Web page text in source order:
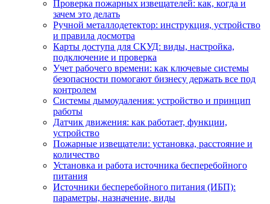
Проверка пожарных извещателей: как, когда и
зачем это делать
Ручной металлодетектор: инструкция, устройство
и правила досмотра
Карты доступа для СКУД: виды, настройка,
подключение и проверка
Учет рабочего времени: как ключевые системы
безопасности помогают бизнесу держать все под
контролем
Системы дымоудаления: устройство и принцип
работы
Датчик движения: как работает, функции,
устройство
Пожарные извещатели: установка, расстояние и
количество
Установка и работа источника бесперебойного
питания
Источники бесперебойного питания (ИБП):
параметры, назначение, виды